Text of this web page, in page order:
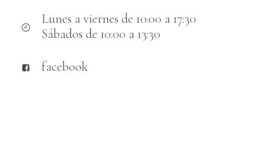
Lunes a viernes de 10:00 a 17:30
Sábados de 10:00 a 13:30
facebook